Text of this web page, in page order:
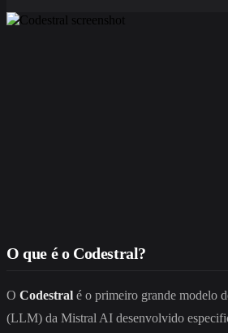
O que é o Codestral?
O Codestral é o primeiro grande modelo
(LLM) da Mistral AI desenvolvido